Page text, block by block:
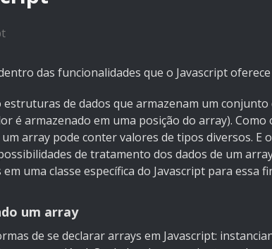
das funcionalidades que o Javascript
estruturas de dados que armazenam um
é armazenado em uma posição do array).
um array pode conter valores de tipos diversos. E
de tratamento dos dados de um
uma classe específica do Javascript para essa
um array
de se declarar arrays em Javascript: